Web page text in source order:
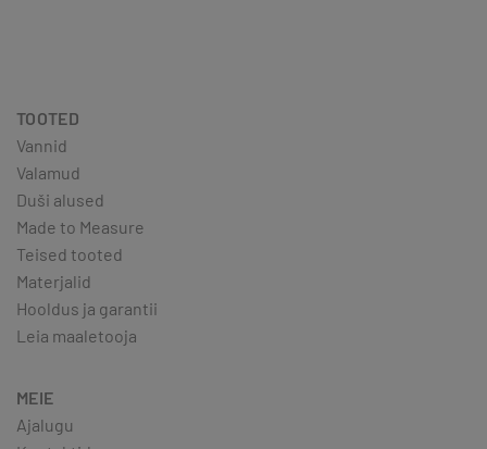
TOOTED
Vannid
Valamud
Duši alused
Made to Measure
Teised tooted
Materjalid
Hooldus ja garantii
Leia maaletooja
MEIE
Ajalugu